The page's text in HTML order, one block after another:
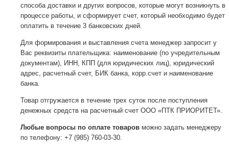
способа доставки и других вопросов, которые могут возникнуть в
процессе работы, и сформирует счет, который необходимо будет
оплатить в течение 3 банковских дней.
Для формирования и выставления счета менеджер запросит у
Вас реквизиты плательщика: наименование (по учредительным
документам), ИНН, КПП (для юридических лиц), юридический
адрес, расчетный счет, БИК банка, корр.счет и наименование
банка.
Товар отгружается в течение трех суток после поступления
денежных средств на расчетный счет ООО «ПТК ПРИОРИТЕТ».
Любые вопросы по оплате товаров можно задать менеджеру
по телефону: +7 (985) 760-03-30.